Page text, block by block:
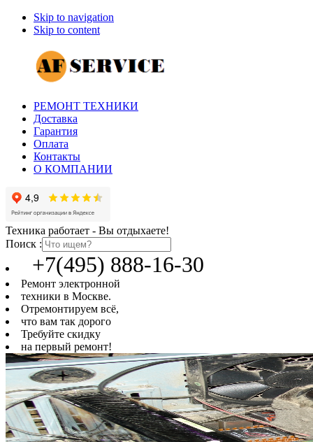
Skip to navigation
Skip to content
РЕМОНТ ТЕХНИКИ
Доставка
Гарантия
Оплата
Контакты
О КОМПАНИИ
Техника работает - Вы отдыхаете!
Поиск :
+7(495) 888-16-30
Ремонт электронной
техники в Москве.
Отремонтируем всё,
что вам так дорого
Требуйте скидку
на первый ремонт!